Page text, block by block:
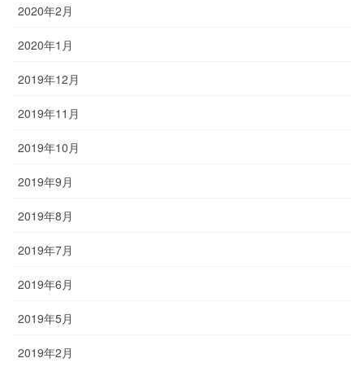
2020年2月
2020年1月
2019年12月
2019年11月
2019年10月
2019年9月
2019年8月
2019年7月
2019年6月
2019年5月
2019年2月